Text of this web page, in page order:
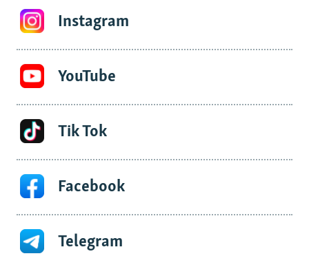
Instagram
YouTube
Tik Tok
Facebook
Telegram